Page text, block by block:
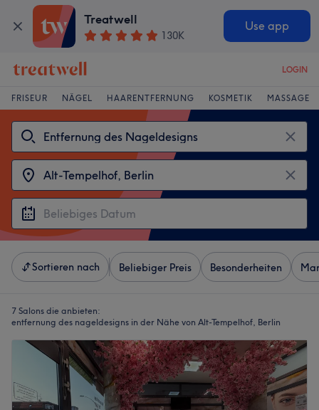
Treatwell
130K
Use app
LOGIN
FRISEUR NÄGEL HAARENTFERNUNG KOSMETIK MASSAGE
Sortieren nach Beliebiger Preis Besonderheiten
7 Salons die anbieten:
entfernung des nageldesigns in der Nähe von Alt-Tempelhof, Berlin